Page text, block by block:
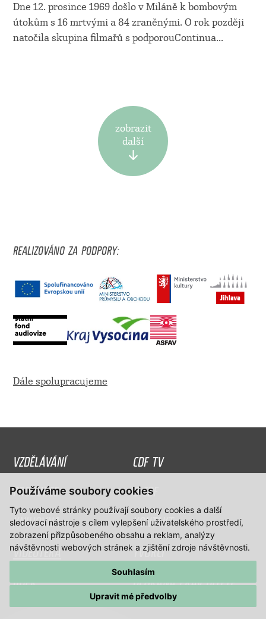
Používáme soubory cookies
Tyto webové stránky používají soubory cookies a další
sledovací nástroje s cílem vylepšení uživatelského prostředí,
zobrazení přizpůsobeného obsahu a reklam, analýzy
návštěvnosti webových stránek a zjištění zdroje návštěvnosti.
Souhlasím
Upravit mé předvolby
Dne 12. prosince 1969 došlo v Miláně k bombovým
útokům s 16 mrtvými a 84 zraněnými. O rok později
natočila skupina filmařů s podporouContinua...
zobrazit
další
REALIZOVÁNO ZA PODPORY:
Dále spolupracujeme
VZDĚLÁVÁNÍ
CDF TV
PRODUKCE
O CDF
KNIHOVNA
KONTAKT
VIDEOTÉKA
TVŮRCI
GDPR
OCHRANA PRÁV DÍTĚTE